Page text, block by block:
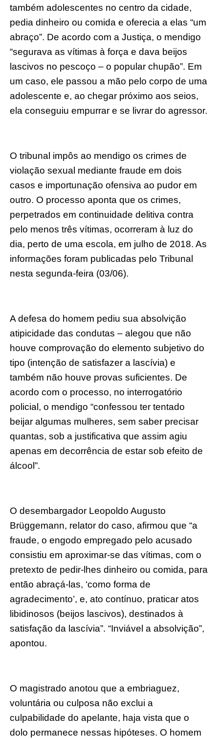
também adolescentes no centro da cidade,
pedia dinheiro ou comida e oferecia a elas “um
abraço”. De acordo com a Justiça, o mendigo
“segurava as vítimas à força e dava beijos
lascivos no pescoço – o popular chupão”. Em
um caso, ele passou a mão pelo corpo de uma
adolescente e, ao chegar próximo aos seios,
ela conseguiu empurrar e se livrar do agressor.
O tribunal impôs ao mendigo os crimes de
violação sexual mediante fraude em dois
casos e importunação ofensiva ao pudor em
outro. O processo aponta que os crimes,
perpetrados em continuidade delitiva contra
pelo menos três vítimas, ocorreram à luz do
dia, perto de uma escola, em julho de 2018. As
informações foram publicadas pelo Tribunal
nesta segunda-feira (03/06).
A defesa do homem pediu sua absolvição
atipicidade das condutas – alegou que não
houve comprovação do elemento subjetivo do
tipo (intenção de satisfazer a lascívia) e
também não houve provas suficientes. De
acordo com o processo, no interrogatório
policial, o mendigo “confessou ter tentado
beijar algumas mulheres, sem saber precisar
quantas, sob a justificativa que assim agiu
apenas em decorrência de estar sob efeito de
álcool”.
O desembargador Leopoldo Augusto
Brüggemann, relator do caso, afirmou que “a
fraude, o engodo empregado pelo acusado
consistiu em aproximar-se das vítimas, com o
pretexto de pedir-lhes dinheiro ou comida, para
então abraçá-las, ‘como forma de
agradecimento’, e, ato contínuo, praticar atos
libidinosos (beijos lascivos), destinados à
satisfação da lascívia”. “Inviável a absolvição”,
apontou.
O magistrado anotou que a embriaguez,
voluntária ou culposa não exclui a
culpabilidade do apelante, haja vista que o
dolo permanece nessas hipóteses. O homem